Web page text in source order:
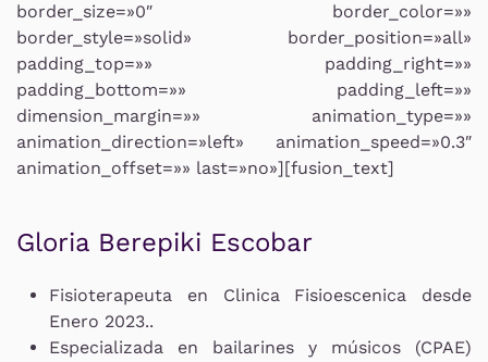
border_size=»0″ border_color=»»
border_style=»solid» border_position=»all»
padding_top=»» padding_right=»»
padding_bottom=»» padding_left=»»
dimension_margin=»» animation_type=»»
animation_direction=»left» animation_speed=»0.3″
animation_offset=»» last=»no»][fusion_text]
Gloria Berepiki Escobar
Fisioterapeuta en Clinica Fisioescenica desde
Enero 2023..
Especializada en bailarines y músicos (CPAE)